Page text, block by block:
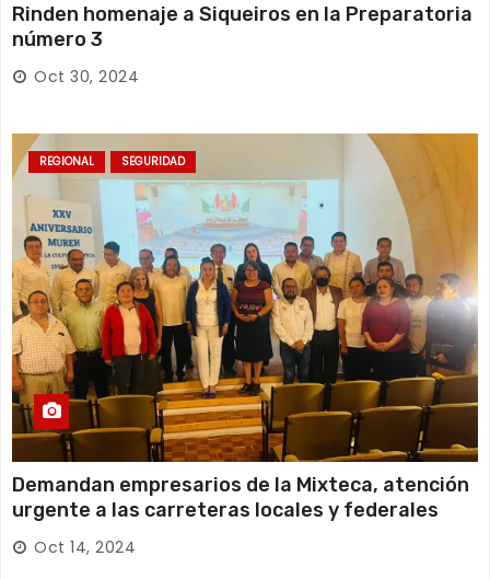
Rinden homenaje a Siqueiros en la Preparatoria
número 3
Oct 30, 2024
REGIONAL SEGURIDAD
Demandan empresarios de la Mixteca, atención
urgente a las carreteras locales y federales
Oct 14, 2024